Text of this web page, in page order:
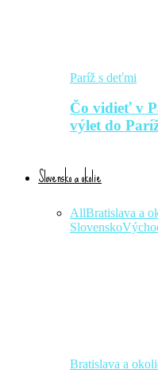
Paríž s deťmi
Čo vidieť v
výlet do
Slovensko a okolie
AllBratislava a
Slovensko
Bratislava a